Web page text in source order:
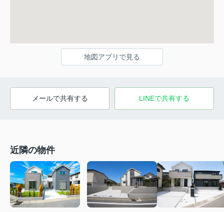
地図アプリで見る
メールで共有する LINEで共有する
近隣の物件